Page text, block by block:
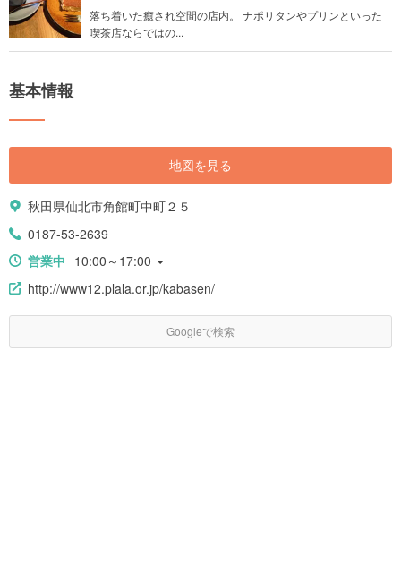
落ち着いた癒され空間の店内。 ナポリタンやプリンといった
喫茶店ならではの...
基本情報
地図を見る
秋田県仙北市角館町中町２５
0187-53-2639
営業中 10:00～17:00
http://www12.plala.or.jp/kabasen/
Googleで検索